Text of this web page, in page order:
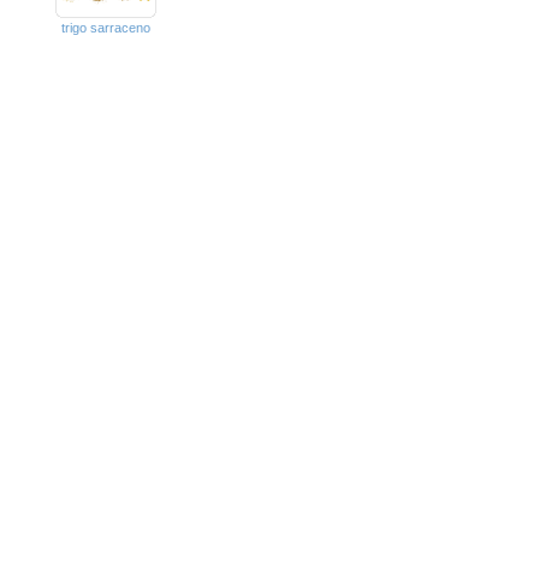
trigo sarraceno